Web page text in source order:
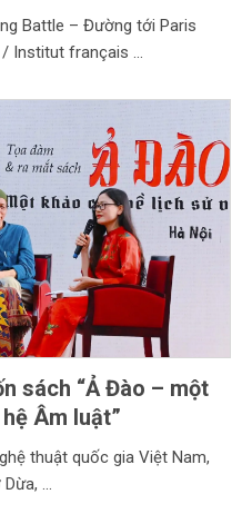
Battle – Đường tới Paris
/ Institut français
sách “Ả Đào – một
Âm luật”
thuật quốc gia Việt Nam,